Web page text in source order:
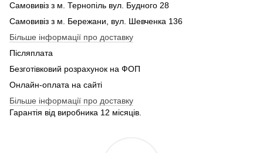
Самовивіз з м. Тернопіль вул. Будного 28
Самовивіз з м. Бережани, вул. Шевченка 136
Більше інформації про доставку
Післяплата
Безготівковий розрахунок на ФОП
Онлайн-оплата на сайті
Більше інформації про доставку
Гарантія від виробника 12 місяців.